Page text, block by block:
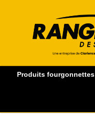
Produits fourgonnettes